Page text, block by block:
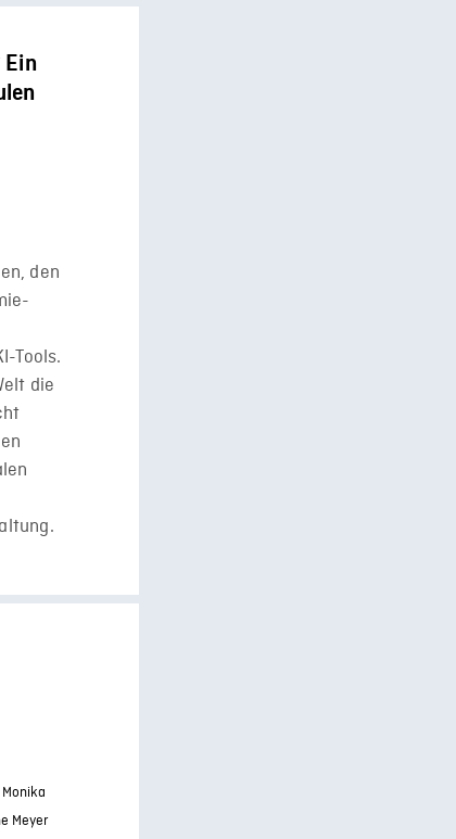
Ein
den
Tools.
die
Meyer